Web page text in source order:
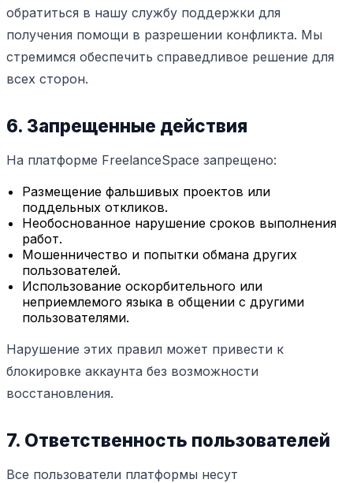
обратиться в нашу службу поддержки для
получения помощи в разрешении конфликта. Мы
стремимся обеспечить справедливое решение для
всех сторон.
6. Запрещенные действия
На платформе FreelanceSpace запрещено:
Размещение фальшивых проектов или
поддельных откликов.
Необоснованное нарушение сроков выполнения
работ.
Мошенничество и попытки обмана других
пользователей.
Использование оскорбительного или
неприемлемого языка в общении с другими
пользователями.
Нарушение этих правил может привести к
блокировке аккаунта без возможности
восстановления.
7. Ответственность пользователей
Все пользователи платформы несут